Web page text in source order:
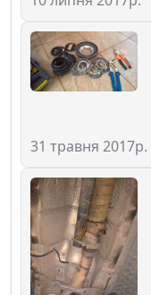
31 травня 2017р.